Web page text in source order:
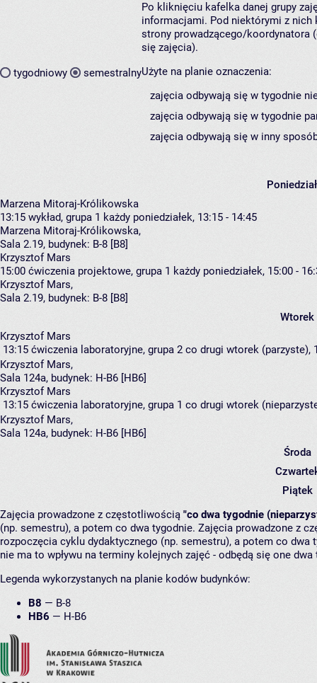
tygodniowy semestralny
Po kliknięciu kafelka danej grupy
informacjami. Pod niektórymi z nich
strony prowadzącego/koordynatora
się zajęcia).
Użyte na planie oznaczenia:
zajęcia odbywają się w tygodnie
zajęcia odbywają się w tygodnie
zajęcia odbywają się w inny
Marzena Mitoraj-Królikowska
13:15 wykład, grupa 1 każdy poniedziałek, 13:15 - 14:45
Marzena Mitoraj-Królikowska,
Sala 2.19, budynek: B-8 [B8]
Krzysztof Mars
15:00 ćwiczenia projektowe, grupa 1 każdy poniedziałek, 15:00 -
Krzysztof Mars,
Sala 2.19, budynek: B-8 [B8]
Wtorek
Krzysztof Mars
13:15 ćwiczenia laboratoryjne, grupa 2 co drugi wtorek (parzyste),
Krzysztof Mars,
Sala 124a, budynek: H-B6 [HB6]
Krzysztof Mars
13:15 ćwiczenia laboratoryjne, grupa 1 co drugi wtorek
Krzysztof Mars,
Sala 124a, budynek: H-B6 [HB6]
Środa
Piątek
Zajęcia prowadzone z częstotliwością "co dwa tygodnie
(np. semestru), a potem co dwa tygodnie. Zajęcia prowadzone z
rozpoczęcia cyklu dydaktycznego (np. semestru), a potem co
nie ma to wpływu na terminy kolejnych zajęć - odbędą się one
Legenda wykorzystanych na planie kodów budynków:
B8 — B-8
HB6 — H-B6